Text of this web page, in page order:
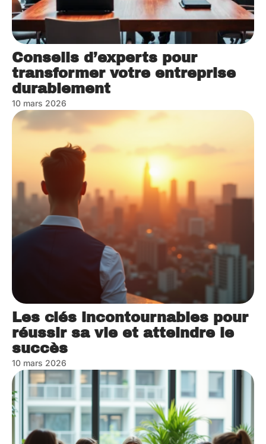
Conseils d’experts pour
transformer votre entreprise
durablement
10 mars 2026
Les clés incontournables pour
réussir sa vie et atteindre le
succès
10 mars 2026